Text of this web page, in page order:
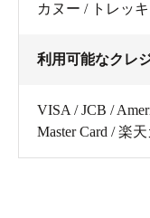
カヌー / トレッ
利用可能なクレ
VISA / JCB /
Master Card / 楽